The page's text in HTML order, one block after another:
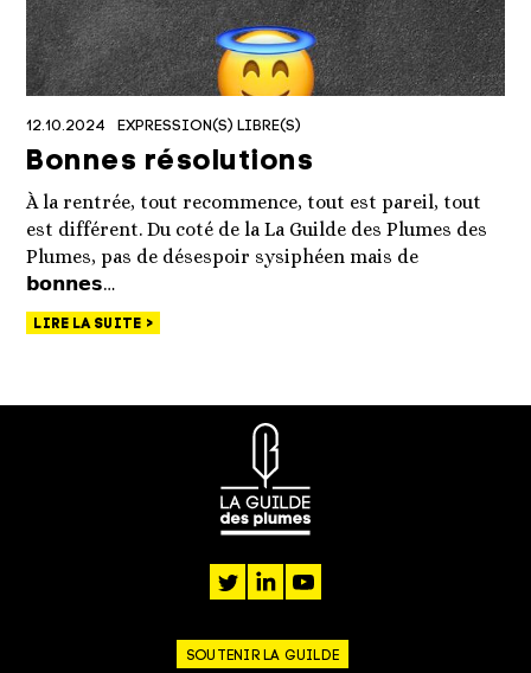
12.10.2024 EXPRESSION(S) LIBRE(S)
Bonnes résolutions
À la rentrée, tout recommence, tout est pareil, tout
est différent. Du coté de la La Guilde des Plumes des
Plumes, pas de désespoir sysiphéen mais de
𝗯𝗼𝗻𝗻𝗲𝘀…
LIRE LA SUITE
twitterlinkedin
SOUTENIR LA GUILDE